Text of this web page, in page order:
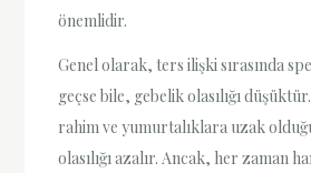
önemlidir.
Genel olarak, ters ilişki sırasında
geçse bile, gebelik olasılığı
rahim ve yumurtalıklara uzak
olasılığı azalır. Ancak, her zaman